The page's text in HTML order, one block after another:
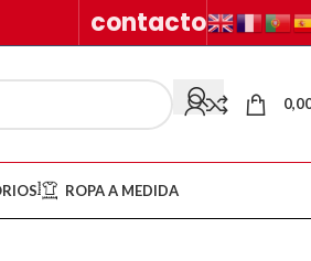
contacto
ROPA A MEDIDA